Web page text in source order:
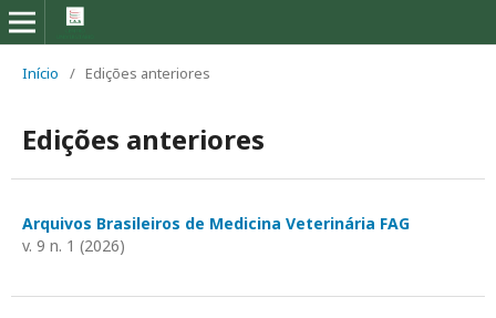
Início / Edições anteriores
Edições anteriores
Arquivos Brasileiros de Medicina Veterinária FAG
v. 9 n. 1 (2026)